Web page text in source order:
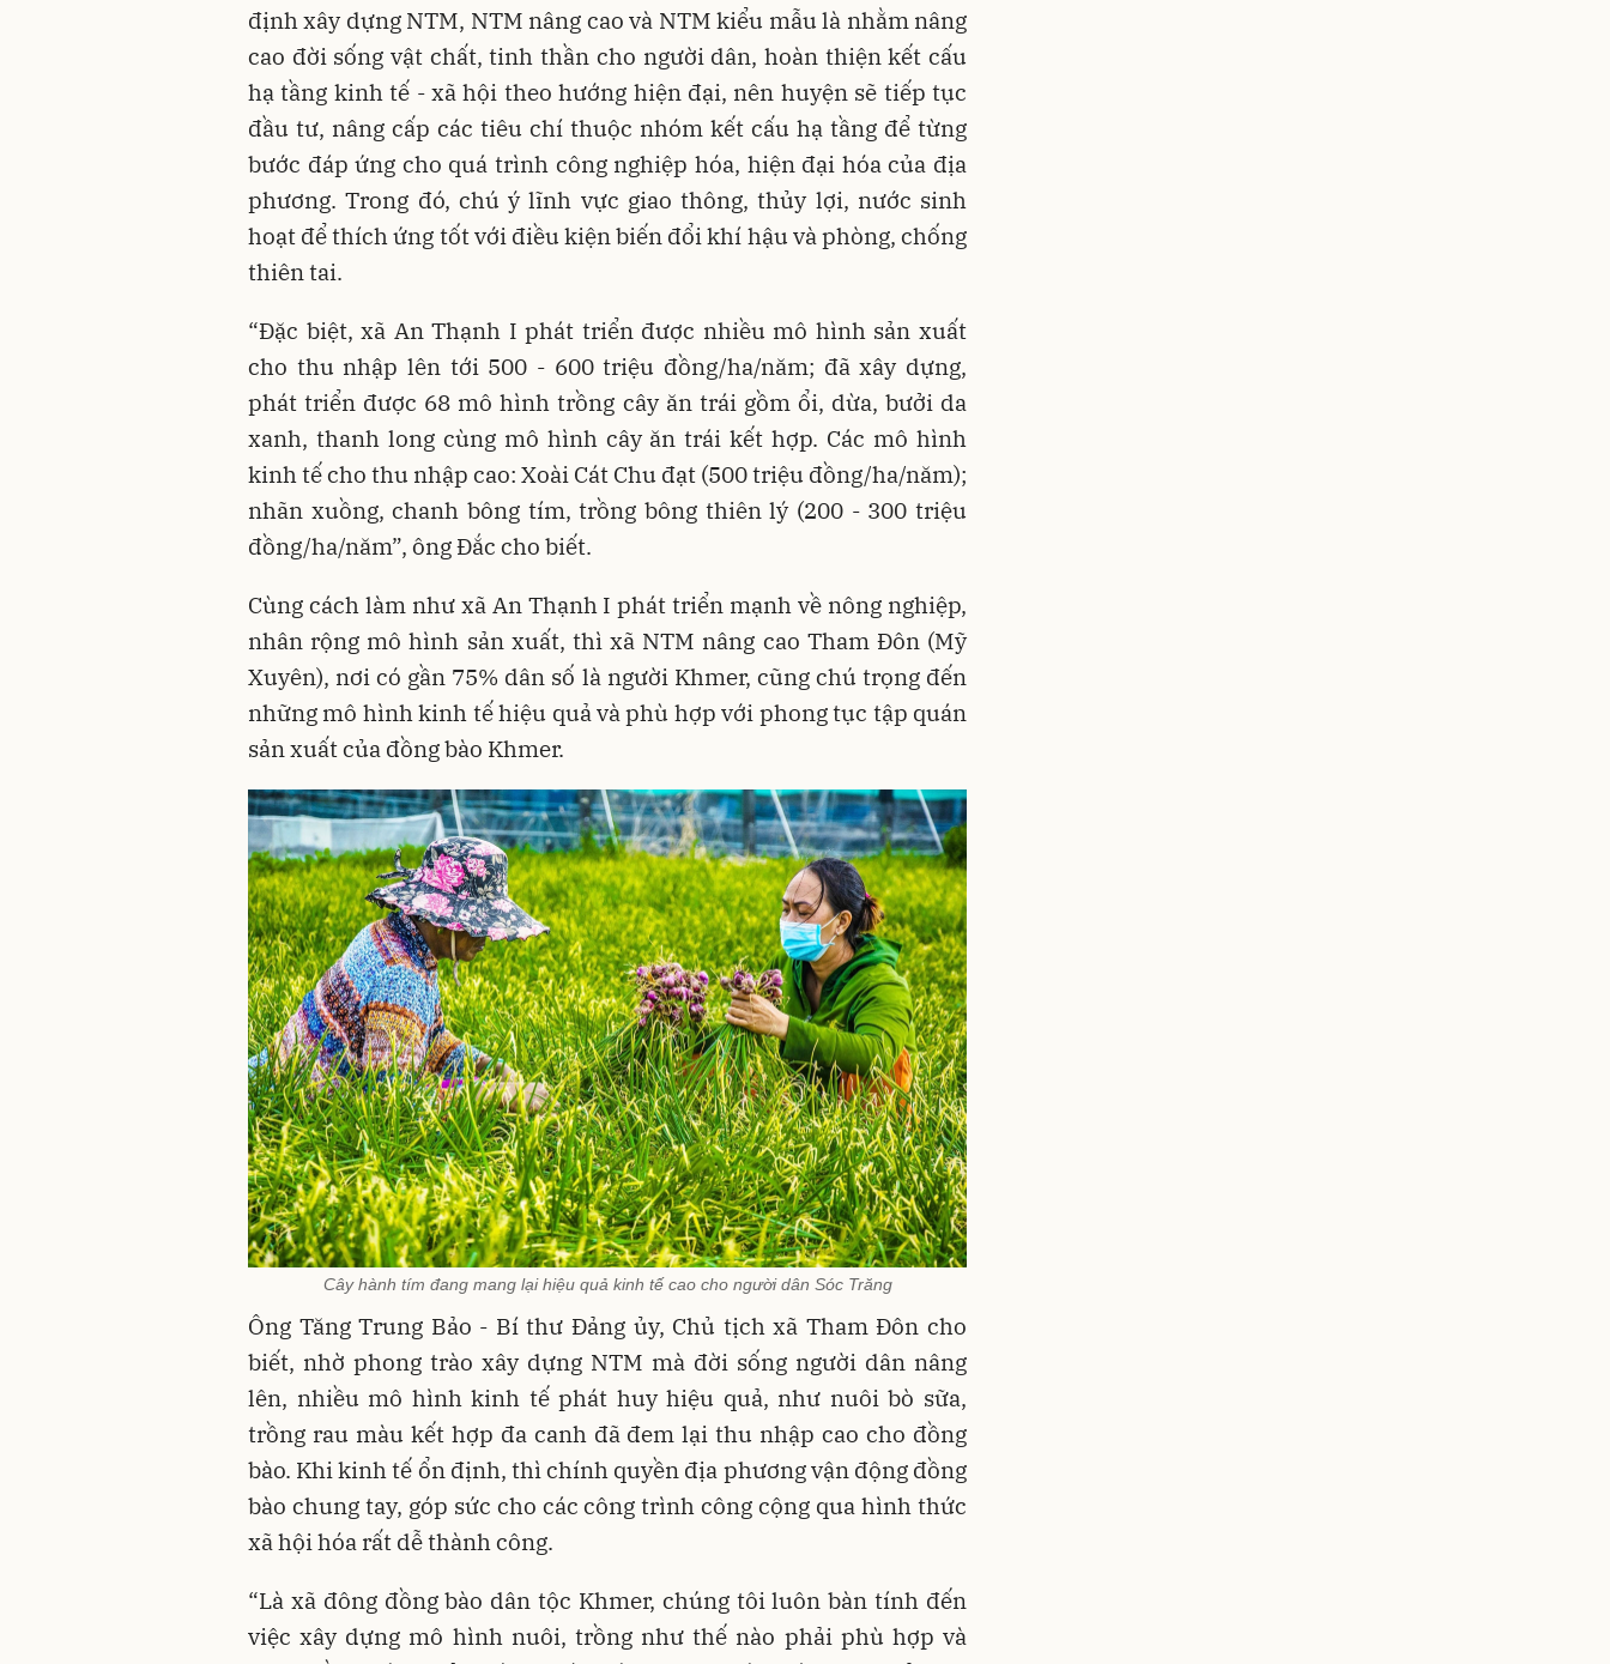
định xây dựng NTM, NTM nâng cao và NTM kiểu mẫu là nhằm nâng
cao đời sống vật chất, tinh thần cho người dân, hoàn thiện kết cấu
hạ tầng kinh tế - xã hội theo hướng hiện đại, nên huyện sẽ tiếp tục
đầu tư, nâng cấp các tiêu chí thuộc nhóm kết cấu hạ tầng để từng
bước đáp ứng cho quá trình công nghiệp hóa, hiện đại hóa của địa
phương. Trong đó, chú ý lĩnh vực giao thông, thủy lợi, nước sinh
hoạt để thích ứng tốt với điều kiện biến đổi khí hậu và phòng, chống
thiên tai.
“Đặc biệt, xã An Thạnh I phát triển được nhiều mô hình sản xuất
cho thu nhập lên tới 500 - 600 triệu đồng/ha/năm; đã xây dựng,
phát triển được 68 mô hình trồng cây ăn trái gồm ổi, dừa, bưởi da
xanh, thanh long cùng mô hình cây ăn trái kết hợp. Các mô hình
kinh tế cho thu nhập cao: Xoài Cát Chu đạt (500 triệu đồng/ha/năm);
nhãn xuồng, chanh bông tím, trồng bông thiên lý (200 - 300 triệu
đồng/ha/năm”, ông Đắc cho biết.
Cùng cách làm như xã An Thạnh I phát triển mạnh về nông nghiệp,
nhân rộng mô hình sản xuất, thì xã NTM nâng cao Tham Đôn (Mỹ
Xuyên), nơi có gần 75% dân số là người Khmer, cũng chú trọng đến
những mô hình kinh tế hiệu quả và phù hợp với phong tục tập quán
sản xuất của đồng bào Khmer.
Cây hành tím đang mang lại hiệu quả kinh tế cao cho người dân Sóc Trăng
Ông Tăng Trung Bảo - Bí thư Đảng ủy, Chủ tịch xã Tham Đôn cho
biết, nhờ phong trào xây dựng NTM mà đời sống người dân nâng
lên, nhiều mô hình kinh tế phát huy hiệu quả, như nuôi bò sữa,
trồng rau màu kết hợp đa canh đã đem lại thu nhập cao cho đồng
bào. Khi kinh tế ổn định, thì chính quyền địa phương vận động đồng
bào chung tay, góp sức cho các công trình công cộng qua hình thức
xã hội hóa rất dễ thành công.
“Là xã đông đồng bào dân tộc Khmer, chúng tôi luôn bàn tính đến
việc xây dựng mô hình nuôi, trồng như thế nào phải phù hợp và